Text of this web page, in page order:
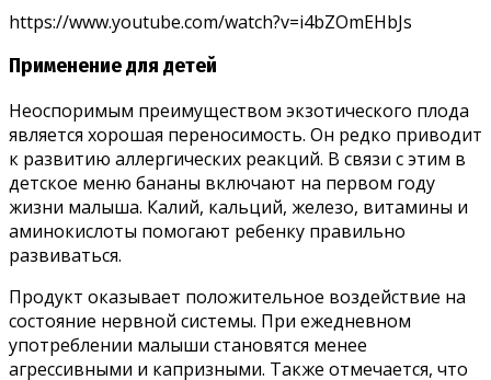
https://www.youtube.com/watch?v=i4bZOmEHbJs
Применение для детей
Неоспоримым преимуществом экзотического плода
является хорошая переносимость. Он редко приводит
к развитию аллергических реакций. В связи с этим в
детское меню бананы включают на первом году
жизни малыша. Калий, кальций, железо, витамины и
аминокислоты помогают ребенку правильно
развиваться.
Продукт оказывает положительное воздействие на
состояние нервной системы. При ежедневном
употреблении малыши становятся менее
агрессивными и капризными. Также отмечается, что